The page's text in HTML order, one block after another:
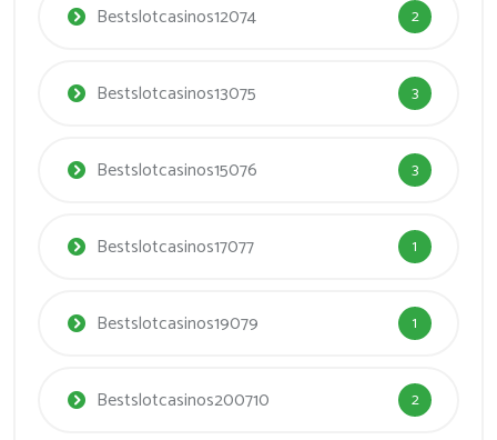
Bestslotcasinos12074 2
Bestslotcasinos13075 3
Bestslotcasinos15076 3
Bestslotcasinos17077 1
Bestslotcasinos19079 1
Bestslotcasinos200710 2